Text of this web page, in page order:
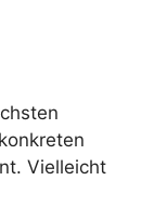
Vielleicht